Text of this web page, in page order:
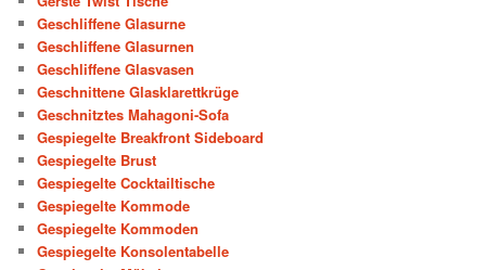
Geschliffene Glasurne
Geschliffene Glasurnen
Geschliffene Glasvasen
Geschnittene Glasklarettkrüge
Geschnitztes Mahagoni-Sofa
Gespiegelte Breakfront Sideboard
Gespiegelte Brust
Gespiegelte Cocktailtische
Gespiegelte Kommode
Gespiegelte Kommoden
Gespiegelte Konsolentabelle